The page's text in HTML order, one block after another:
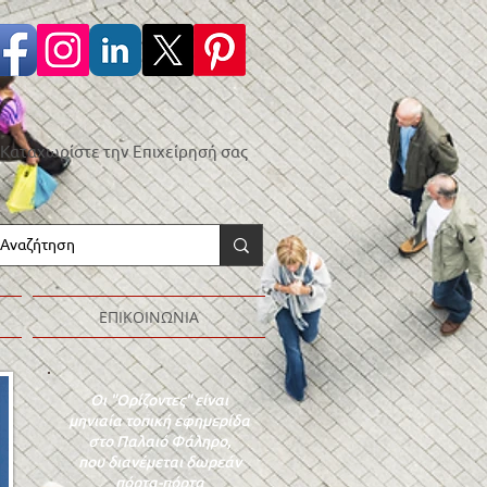
Καταχωρίστε την Επιχείρησή σας
ΕΠΙΚΟΙΝΩΝΙΑ
Οι "Ορίζοντες" είναι
μηνιαία τοπική εφημερίδα
στο Παλαιό Φάληρο,
που διανέμεται δωρεάν
πόρτα-πόρτα